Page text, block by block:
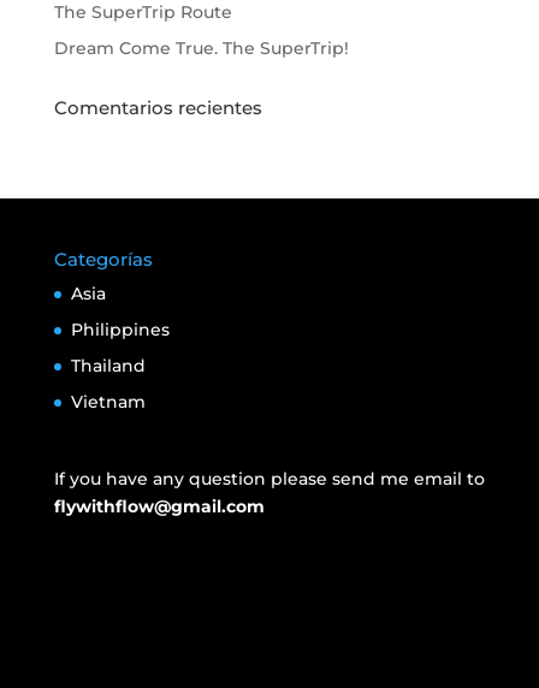
The SuperTrip Route
Dream Come True. The SuperTrip!
Comentarios recientes
Categorías
Asia
Philippines
Thailand
Vietnam
If you have any question please send me email to
flywithflow@gmail.com